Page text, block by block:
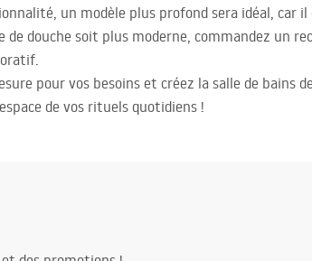
un modèle plus profond sera idéal, car
de douche soit plus moderne, commandez un
pour vos besoins et créez la salle de bains
de vos rituels quotidiens !